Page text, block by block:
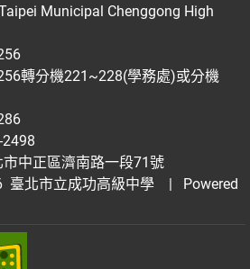
Municipal Chenggong High
轉分機221~228(學務處)或分機
中正區濟南路一段71號
臺北市立成功高級中學
| Powered